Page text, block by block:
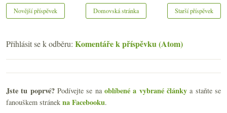
Novější příspěvek Starší příspěvek
Domovská stránka
Přihlásit se k odběru: Komentáře k příspěvku (Atom)
Jste tu poprvé?Podívejte se naoblíbené a vybrané články a staňte se
fanouškem stránek na Facebooku.